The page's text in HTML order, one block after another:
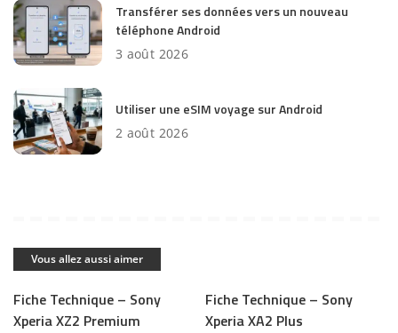
Transférer ses données vers un nouveau
téléphone Android
3 août 2026
Utiliser une eSIM voyage sur Android
2 août 2026
Vous allez aussi aimer
Fiche Technique – Sony
Xperia XZ2 Premium
Fiche Technique – Sony
Xperia XA2 Plus